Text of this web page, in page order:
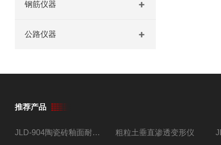
钢筋仪器
公路仪器
推荐产品
JLD-904陶瓷砖釉面耐磨试验仪 粗粒土垂直渗透变形仪